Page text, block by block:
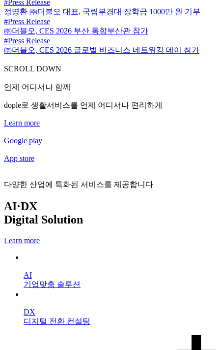
#Press Release
정명환 ㈜더블오 대표, 국립부경대 장학금 1000만 원 기부
#Press Release
㈜더블오, CES 2026 부산 통합부산관 참가
#Press Release
㈜더블오, CES 2026 글로벌 비즈니스 네트워킹 데이 참가
SCROLL DOWN
언제 어디서나 함께
dople로 생활서비스를 언제 어디서나 편리하게
Learn more
Google play
App store
다양한 산업에 특화된 서비스를 제공합니다
AI·DX
Digital Solution
Learn more
AI
기업맞춤 솔루션
DX
디지털 전환 컨설팅